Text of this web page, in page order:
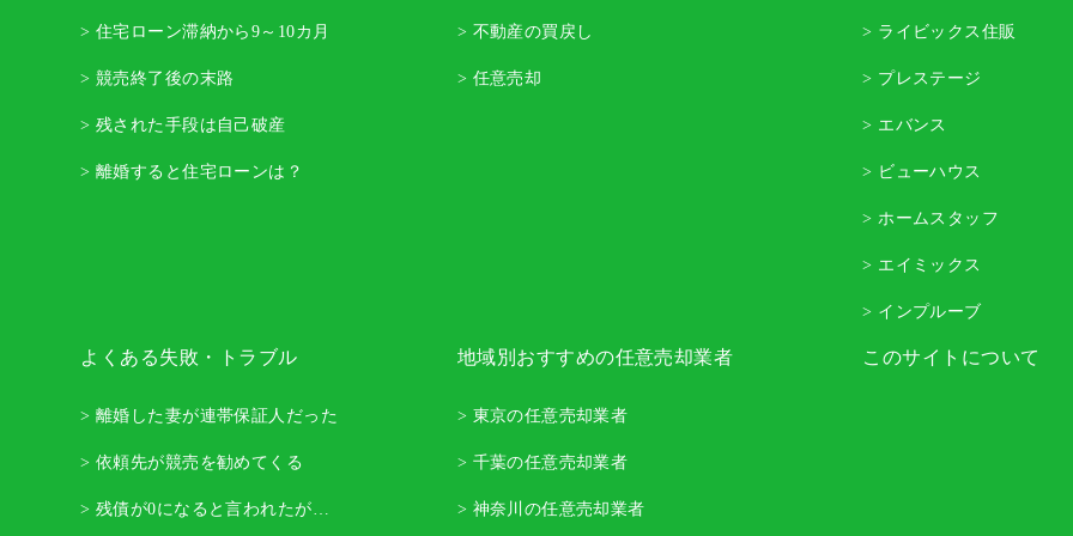
> 住宅ローン滞納から9～10カ月
> 競売終了後の末路
> 残された手段は自己破産
> 離婚すると住宅ローンは？
> 不動産の買戻し
> 任意売却
> ライビックス住販
> プレステージ
> エバンス
> ビューハウス
> ホームスタッフ
> エイミックス
> インプルーブ
よくある失敗・トラブル
> 離婚した妻が連帯保証人だった
> 依頼先が競売を勧めてくる
> 残債が0になると言われたが…
地域別おすすめの任意売却業者
> 東京の任意売却業者
> 千葉の任意売却業者
> 神奈川の任意売却業者
このサイトについて